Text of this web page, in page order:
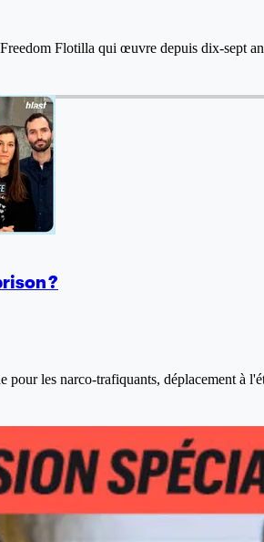
Flotilla qui œuvre depuis dix-sept
?
pour les narco-trafiquants, déplacement à